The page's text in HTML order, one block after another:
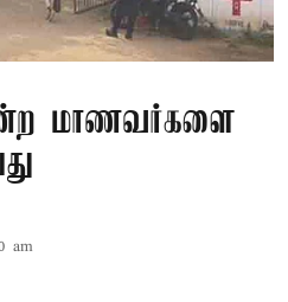
மாணவர்களை
am